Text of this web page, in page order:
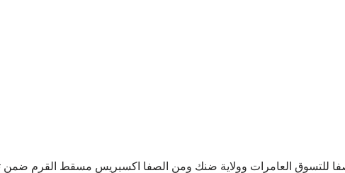
للتسوق العامرات وولاية ضنك ومن الصفا اكسبريس مسقط القرم